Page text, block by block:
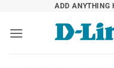
content
ADD ANYTHING